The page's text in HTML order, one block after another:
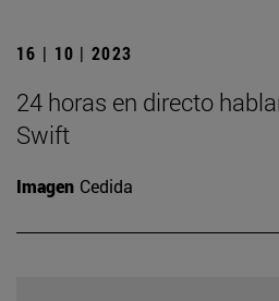
16 | 10 | 2023
24 horas en directo
Swift
Imagen Cedida